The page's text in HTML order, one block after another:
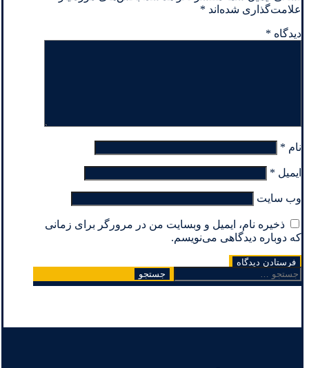
علامت‌گذاری شده‌اند *
دیدگاه *
نام *
ایمیل *
وب‌ سایت
ذخیره نام، ایمیل و وبسایت من در مرورگر برای زمانی
که دوباره دیدگاهی می‌نویسم.
جستجو
برای: